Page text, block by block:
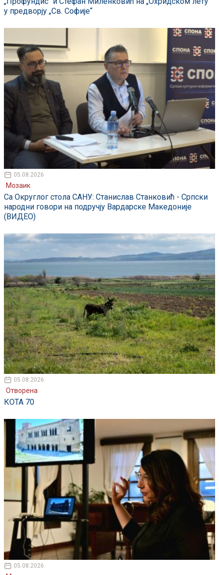
у предворју „Св. Софије“
05.08.2026
Мозаик
Са Округлог стола САНУ: Станислав Станковић - Српски
народни говори на подручју Вардарске Македоније
(ВИДЕО)
05.08.2026
Отворена
КОТА 70
05.08.2026